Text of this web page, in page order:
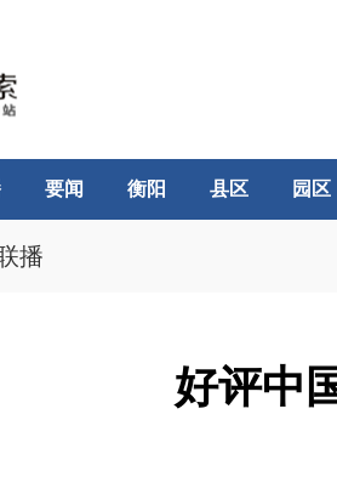
要闻 衡阳 县区 园区
播
好评中